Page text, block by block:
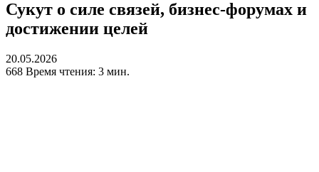
Сукут о силе связей, бизнес-форумах и
достижении целей
20.05.2026
668 Время чтения: 3 мин.